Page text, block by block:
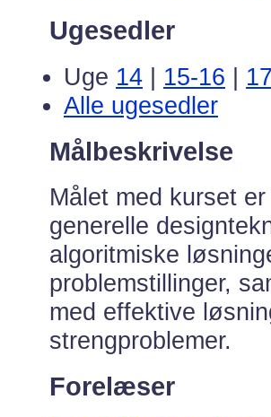
Ugesedler
Uge 14 | 15-16 |
Alle ugesedler
Målbeskrivelse
Målet med kurset
generelle
algoritmiske
problemstillinger,
med effektive
strengproblemer.
Forelæser